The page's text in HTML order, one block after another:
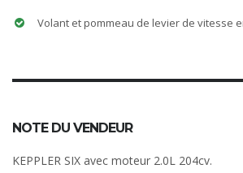
Volant et pommeau de levier de vitesse
NOTE DU VENDEUR
KEPPLER SIX avec moteur 2.0L 204cv.